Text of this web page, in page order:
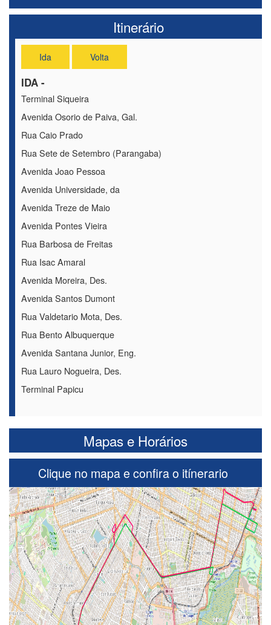
Itinerário
Ida Volta
IDA -
Terminal Siqueira
Avenida Osorio de Paiva, Gal.
Rua Caio Prado
Rua Sete de Setembro (Parangaba)
Avenida Joao Pessoa
Avenida Universidade, da
Avenida Treze de Maio
Avenida Pontes Vieira
Rua Barbosa de Freitas
Rua Isac Amaral
Avenida Moreira, Des.
Avenida Santos Dumont
Rua Valdetario Mota, Des.
Rua Bento Albuquerque
Avenida Santana Junior, Eng.
Rua Lauro Nogueira, Des.
Terminal Papicu
Mapas e Horários
Clique no mapa e confira o itínerario